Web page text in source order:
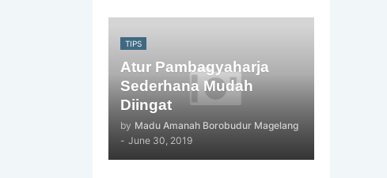
TIPS
Atur Pambagyaharja
Sederhana Mudah
Diingat
by Madu Amanah Borobudur Magelang
- June 30, 2019